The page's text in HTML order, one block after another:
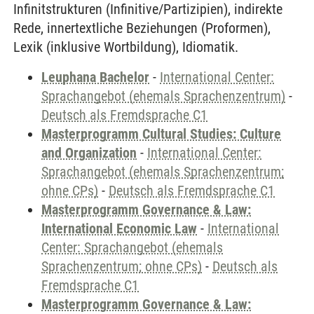
Infinitstrukturen (Infinitive/Partizipien), indirekte
Rede, innertextliche Beziehungen (Proformen),
Lexik (inklusive Wortbildung), Idiomatik.
Leuphana Bachelor - International Center:
Sprachangebot (ehemals Sprachenzentrum) -
Deutsch als Fremdsprache C1
Masterprogramm Cultural Studies: Culture
and Organization - International Center:
Sprachangebot (ehemals Sprachenzentrum;
ohne CPs) - Deutsch als Fremdsprache C1
Masterprogramm Governance & Law:
International Economic Law - International
Center: Sprachangebot (ehemals
Sprachenzentrum; ohne CPs) - Deutsch als
Fremdsprache C1
Masterprogramm Governance & Law: